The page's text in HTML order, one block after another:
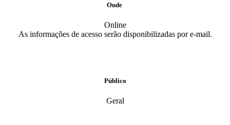
Onde
Online
As informações de acesso serão disponibilizadas por e-mail.
Público
Geral